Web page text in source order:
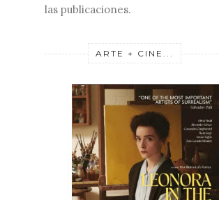
las publicaciones.
ARTE + CINE...